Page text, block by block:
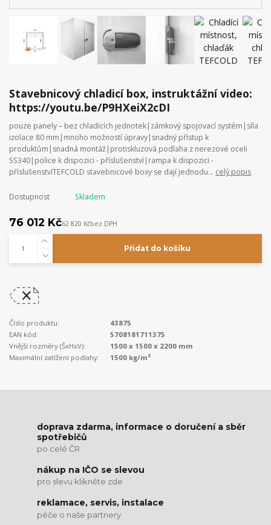
Stavebnicový chladicí box, instruktážní video:
https://youtu.be/P9HXeiX2cDI
pouze panely – bez chladicích jednotek|zámkový spojovací systém|síla
izolace 80 mm|mnoho možností úpravy|snadný přístup k
produktům|snadná montáž|protiskluzová podlaha z nerezové oceli
SS340|police k dispozici - příslušenství|rampa k dispozici -
příslušenstvíTEFCOLD stavebnicové boxy se dají jednodu... celý popis
Dostupnost Skladem
76 012 Kč62 820 Kčbez DPH
Přidat do košíku
Číslo produktu:
43875
EAN kód:
5708181711375
Vnější rozměry (ŠxHxV):
1500 x 1500 x 2200 mm
Maximální zatížení podlahy:
1500 kg/m²
doprava zdarma, informace o doručení a sběr
spotřebičů
po celé ČR
nákup na IČO se slevou
pro slevu klikněte zde
reklamace, servis, instalace
péče o naše partnery